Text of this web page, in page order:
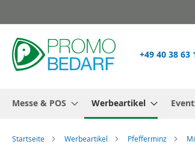
Inhalt
springen
+49 40 38 63
Messe & POS Werbeartikel
Startseite Werbeartikel Pfefferminz